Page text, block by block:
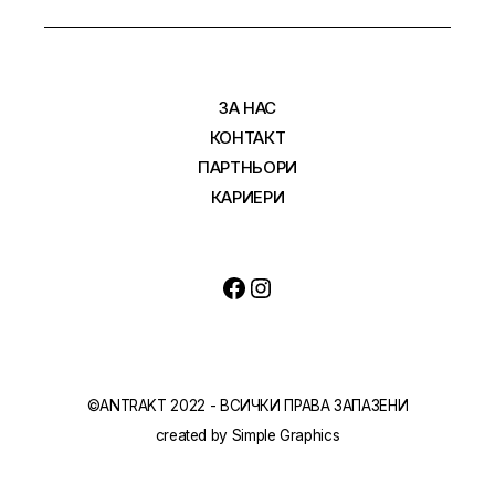
ЗА НАС
КОНТАКТ
ПАРТНЬОРИ
КАРИЕРИ
Facebook
Instagram
©ANTRAKT 2022 - ВСИЧКИ ПРАВА ЗАПАЗЕНИ
created by Simple Graphics